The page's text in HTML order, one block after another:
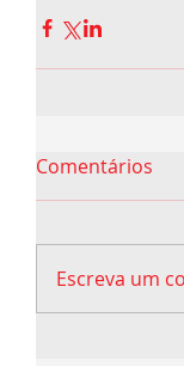
Comentários
Escreva um